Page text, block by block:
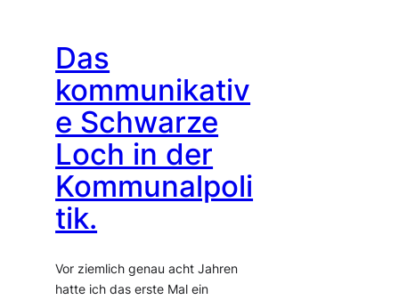
Das
kommunikativ
e Schwarze
Loch in der
Kommunalpoli
tik.
Vor ziemlich genau acht Jahren
hatte ich das erste Mal ein